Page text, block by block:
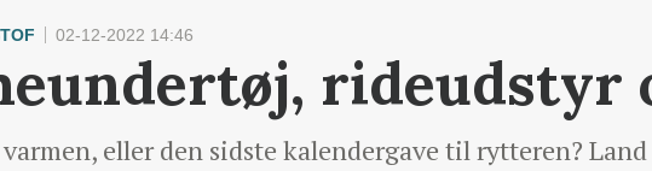
02-12-2022 14:46
rideudstyr
eller den sidste kalendergave til rytteren?